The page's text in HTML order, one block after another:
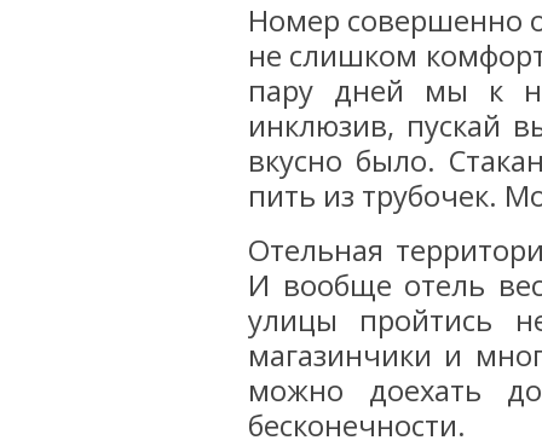
Номер совершенно
не слишком
пару дней мы к
инклюзив, пускай
вкусно было.
пить из трубочек.
Отельная
И вообще отель
улицы пройтись
магазинчики и
можно доехать
бесконечности.